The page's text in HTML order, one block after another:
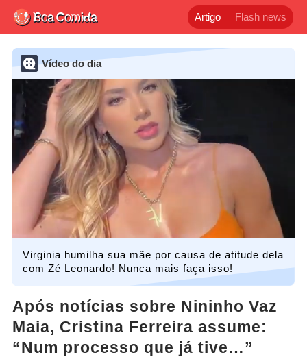
Artigo Flash news
Vídeo do dia
Virginia humilha sua mãe por causa de atitude dela
com Zé Leonardo! Nunca mais faça isso!
Após notícias sobre Nininho Vaz
Maia, Cristina Ferreira assume:
“Num processo que já tive…”